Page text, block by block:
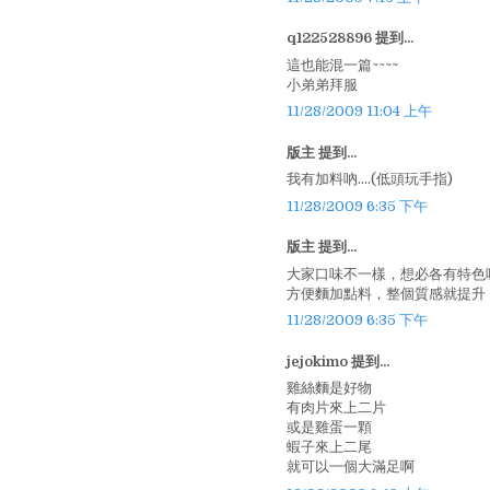
q122528896 提到...
這也能混一篇~~~~
小弟弟拜服
11/28/2009 11:04 上午
版主 提到...
我有加料吶....(低頭玩手指)
11/28/2009 6:35 下午
版主 提到...
大家口味不一樣，想必各有特色
方便麵加點料，整個質感就提升
11/28/2009 6:35 下午
jejokimo 提到...
雞絲麵是好物
有肉片來上二片
或是雞蛋一顆
蝦子來上二尾
就可以一個大滿足啊